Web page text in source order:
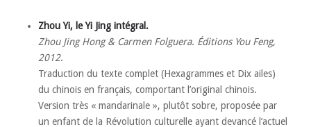
Zhou Yi, le Yi Jing intégral.
Zhou Jing Hong & Carmen Folguera. Éditions You Feng,
2012.
Traduction du texte complet (Hexagrammes et Dix ailes)
du chinois en français, comportant l’original chinois.
Version très « mandarinale », plutôt sobre, proposée par
un enfant de la Révolution culturelle ayant devancé l’actuel